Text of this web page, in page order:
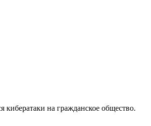
на гражданское общество.